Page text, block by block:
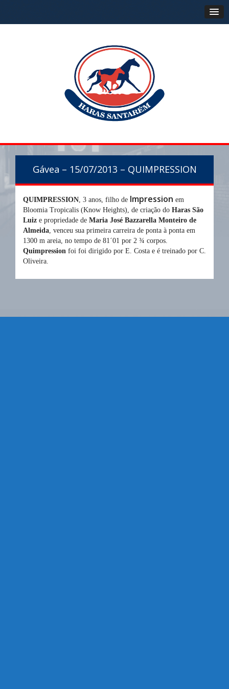
Gávea – 15/07/2013 – QUIMPRESSION
QUIMPRESSION , 3 anos, filho de Impression em
Bloomia Tropicalis (Know Heights), de criação do Haras São
Luiz e propriedade de Maria José Bazzarella Monteiro de
Almeida , venceu sua primeira carreira de ponta à ponta em
1300 m areia, no tempo de 81´01 por 2 ¾ corpos.
Quimpression foi foi dirigido por E. Costa e é treinado por C.
Oliveira.